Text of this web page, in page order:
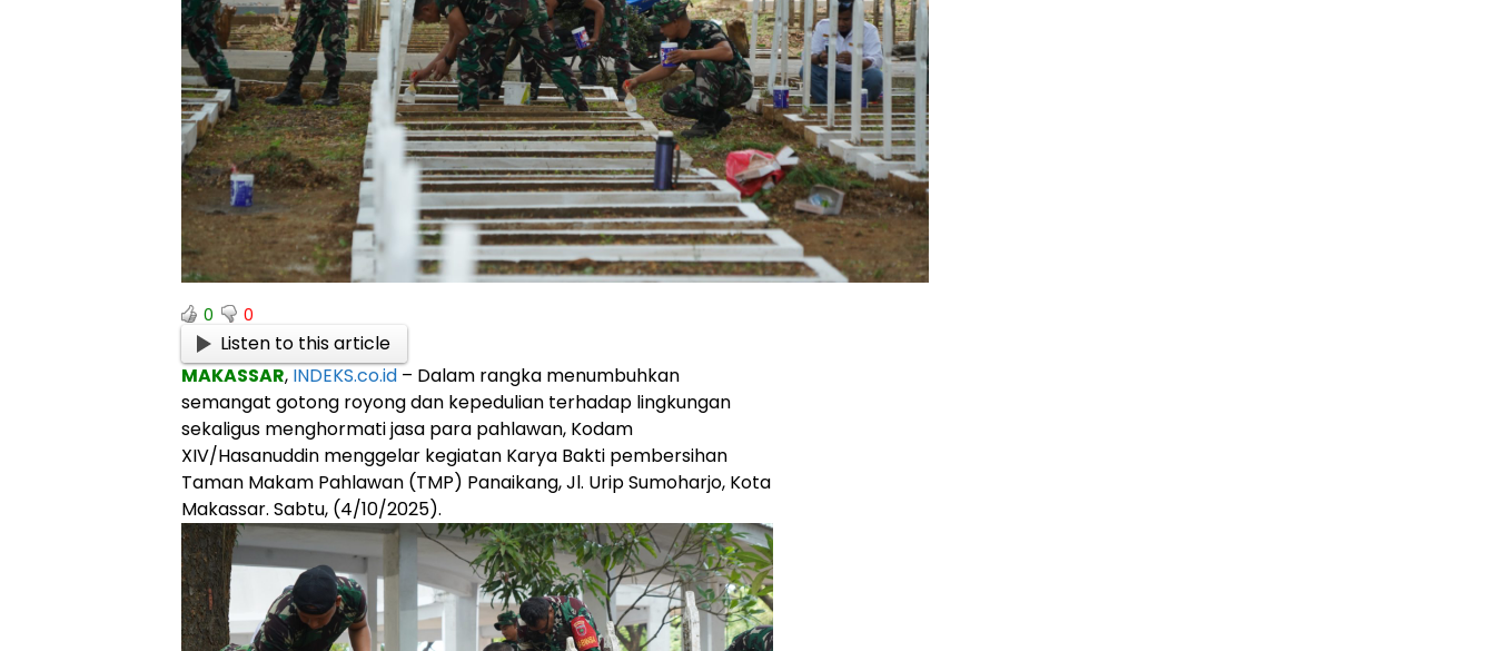
0 0
Listen to this article
MAKASSAR, INDEKS.co.id – Dalam rangka menumbuhkan
semangat gotong royong dan kepedulian terhadap lingkungan
sekaligus menghormati jasa para pahlawan, Kodam
XIV/Hasanuddin menggelar kegiatan Karya Bakti pembersihan
Taman Makam Pahlawan (TMP) Panaikang, Jl. Urip Sumoharjo, Kota
Makassar. Sabtu, (4/10/2025).